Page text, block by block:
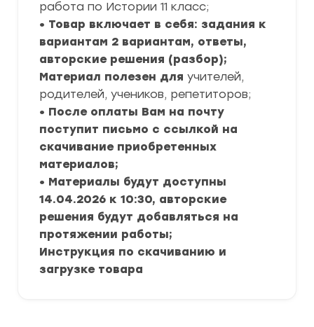
работа по Истории 11 класс;
• Товар включает в себя: задания к
вариантам 2 вариантам, ответы,
авторские решения (разбор);
Материал полезен для учителей,
родителей, учеников, репетиторов;
• После оплаты Вам на почту
поступит письмо с ссылкой на
скачивание приобретенных
материалов;
• Материалы будут доступны
14.04.2026 к 10:30, авторские
решения будут добавляться на
протяжении работы;
Инструкция по скачиванию и
загрузке товара